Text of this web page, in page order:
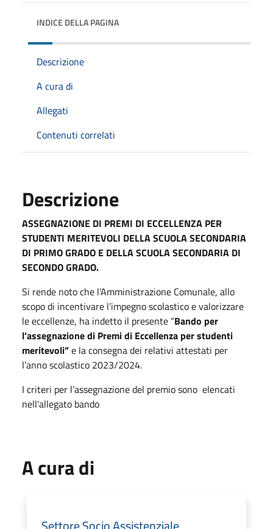
INDICE DELLA PAGINA
Descrizione
A cura di
Allegati
Contenuti correlati
Descrizione
ASSEGNAZIONE DI PREMI DI ECCELLENZA PER
STUDENTI MERITEVOLI DELLA SCUOLA SECONDARIA
DI PRIMO GRADO E DELLA SCUOLA SECONDARIA DI
SECONDO GRADO.
Si rende noto che l’Amministrazione Comunale, allo
scopo di incentivare l’impegno scolastico e valorizzare
le eccellenze, ha indetto il presente “Bando per
l’assegnazione di Premi di Eccellenza per studenti
meritevoli”e la consegnadei relativi attestati per
l’anno scolastico 2023/2024.
I criteri per l’assegnazione del premio sono elencati
nell'allegato bando
A cura di